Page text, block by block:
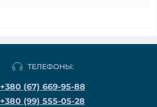
ТЕЛЕФОНЫ:
+380 (67) 669-95-88
+380 (99) 555-05-28